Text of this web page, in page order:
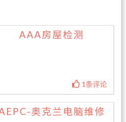
AAA房屋检测
1条评论
奥克兰电脑维修